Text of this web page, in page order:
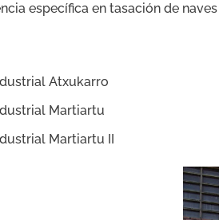
específica en tasación de
Atxukarro
Martiartu
Martiartu II